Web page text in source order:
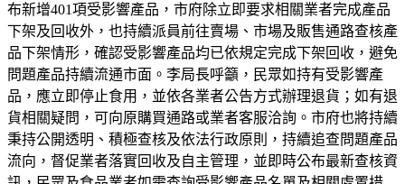
布新增401項受影響產品，市府除立即要求相關業者完成產品
下架及回收外，也持續派員前往賣場、市場及販售通路查核產
品下架情形，確認受影響產品均已依規定完成下架回收，避免
問題產品持續流通市面。李局長呼籲，民眾如持有受影響產
品，應立即停止食用，並依各業者公告方式辦理退貨；如有退
貨相關疑問，可向原購買通路或業者客服洽詢。市府也將持續
秉持公開透明、積極查核及依法行政原則，持續追查問題產品
流向，督促業者落實回收及自主管理，並即時公布最新查核資